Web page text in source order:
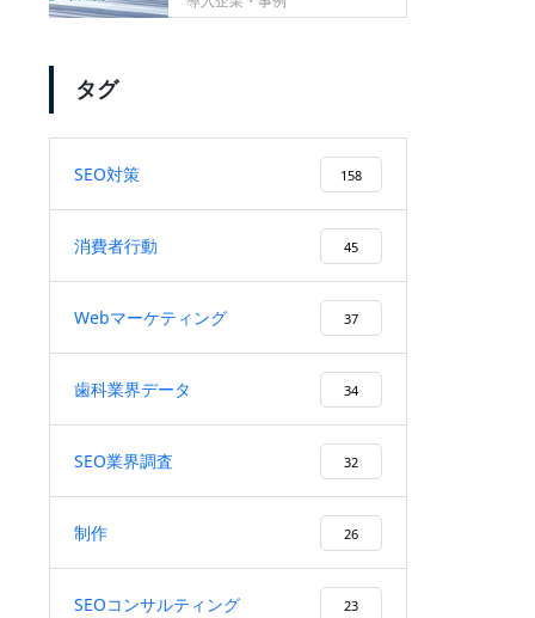
すべての作業がオールインワン
「SEO対策」のキーワードで弊
社がSEO順位1位になりまし
た！
検索ボリューム1万以上のキー
ワードで、検索順位１位を獲
施策により、検索順位が20位以
タグ
SEO対策 158
消費者行動 45
Webマーケティング 37
歯科業界データ 34
SEO業界調査 32
制作 26
SEOコンサルティング 23